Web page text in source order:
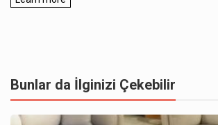
Bunlar da İlginizi Çekebilir